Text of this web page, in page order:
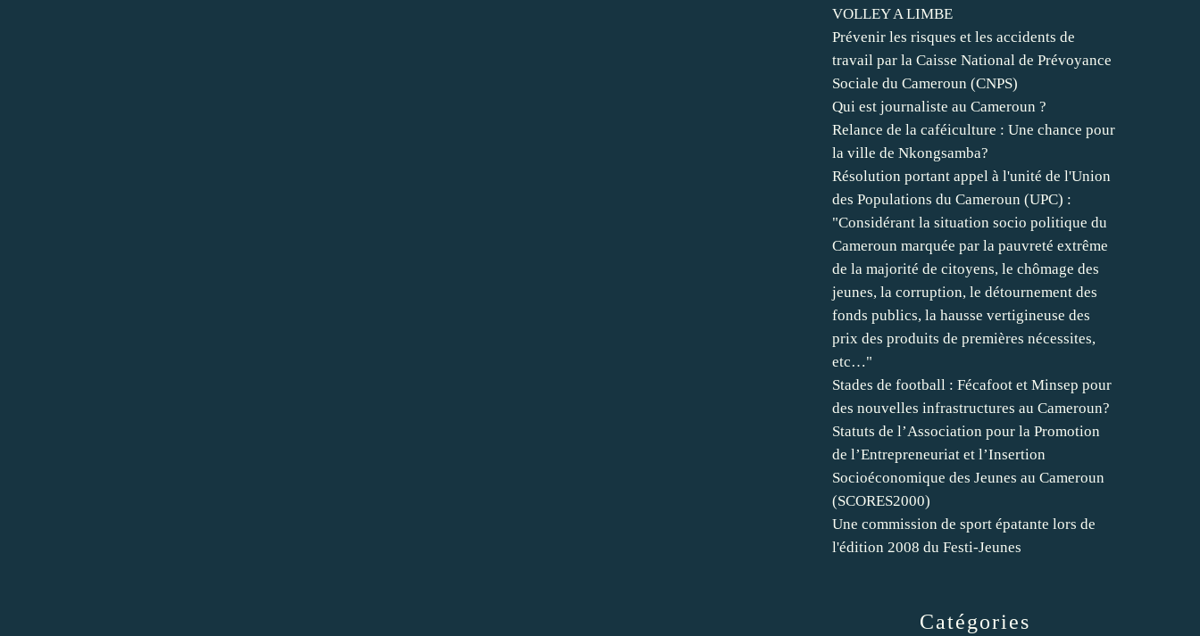
Catégories
VOLLEY A LIMBE
Prévenir les risques et les accidents de
travail par la Caisse National de Prévoyance
Sociale du Cameroun (CNPS)
Qui est journaliste au Cameroun ?
Relance de la caféiculture : Une chance pour
la ville de Nkongsamba?
Résolution portant appel à l'unité de l'Union
des Populations du Cameroun (UPC) :
"Considérant la situation socio politique du
Cameroun marquée par la pauvreté extrême
de la majorité de citoyens, le chômage des
jeunes, la corruption, le détournement des
fonds publics, la hausse vertigineuse des
prix des produits de premières nécessites,
etc…"
Stades de football : Fécafoot et Minsep pour
des nouvelles infrastructures au Cameroun?
Statuts de l’Association pour la Promotion
de l’Entrepreneuriat et l’Insertion
Socioéconomique des Jeunes au Cameroun
(SCORES2000)
Une commission de sport épatante lors de
l'édition 2008 du Festi-Jeunes